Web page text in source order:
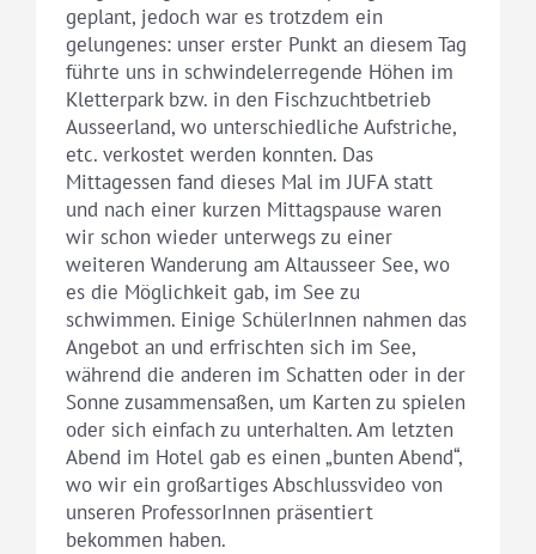
geplant, jedoch war es trotzdem ein
gelungenes: unser erster Punkt an diesem Tag
führte uns in schwindelerregende Höhen im
Kletterpark bzw. in den Fischzuchtbetrieb
Ausseerland, wo unterschiedliche Aufstriche,
etc. verkostet werden konnten. Das
Mittagessen fand dieses Mal im JUFA statt
und nach einer kurzen Mittagspause waren
wir schon wieder unterwegs zu einer
weiteren Wanderung am Altausseer See, wo
es die Möglichkeit gab, im See zu
schwimmen. Einige SchülerInnen nahmen das
Angebot an und erfrischten sich im See,
während die anderen im Schatten oder in der
Sonne zusammensaßen, um Karten zu spielen
oder sich einfach zu unterhalten. Am letzten
Abend im Hotel gab es einen „bunten Abend“,
wo wir ein großartiges Abschlussvideo von
unseren ProfessorInnen präsentiert
bekommen haben.